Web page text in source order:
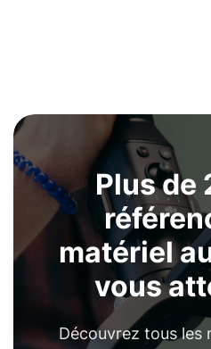
Plus de
matériel
vous
Découvrez tous les